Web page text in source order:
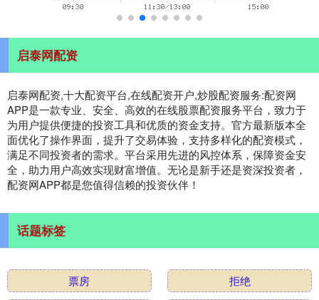
启泰网配资
启泰网配资,十大配资平台,在线配资开户,炒股配资服务:配资网
APP是一款专业、安全、高效的在线股票配资服务平台，致力于
为用户提供便捷的投资工具和优质的资金支持。官方最新版本全
面优化了操作界面，提升了交易体验，支持多样化的配资模式，
满足不同投资者的需求。平台采用先进的风控体系，保障资金安
全，助力用户高效实现财富增值。无论是新手还是资深投资者，
配资网APP都是您值得信赖的投资伙伴！
话题标签
票房
拒绝